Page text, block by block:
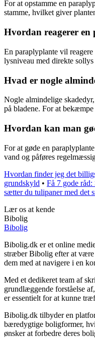
For at opstamme en
stamme, hvilket giver
Hvordan reagerer
En paraplyplante vil
lysniveau med direkte
Hvad er nogle
Nogle almindelige
på bladene. For at
Hvordan kan man
For at gøde en
vand og påføres
Hvordan finder jeg det
grundskyld • Få 7 gode
sætter du tulipaner med det
Lær os at kende
Bibolig
Bibolig
Bibolig.dk er et online
stræber Bibolig efter at være
dem med at navigere i en
Med et dedikeret team af
grundlæggende forståelse
er essentielt for at kunne
Bibolig.dk tilbyder en
bæredygtige boligformer,
ønsker at forbedre deres